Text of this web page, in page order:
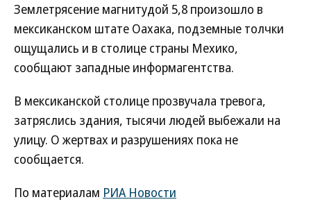
Землетрясение магнитудой 5,8 произошло в
мексиканском штате Оахака, подземные толчки
ощущались и в столице страны Мехико,
сообщают западные информагентства.
В мексиканской столице прозвучала тревога,
затряслись здания, тысячи людей выбежали на
улицу. О жертвах и разрушениях пока не
сообщается.
По материалам РИА Новости